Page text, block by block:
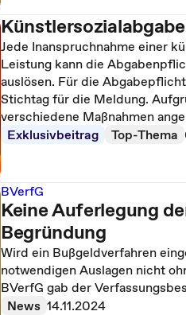
Künstlersozialabgabe
Jede Inanspruchnahme einer
Leistung kann die
auslösen. Für die
Stichtag für die Meldung.
verschiedene Maßnahmen
Exklusivbeitrag
Top-Thema
BVerfG
Keine Auferlegung
Begründung
Wird ein Bußgeldverfahren
notwendigen Auslagen nicht
BVerfG gab der
News 14.11.2024